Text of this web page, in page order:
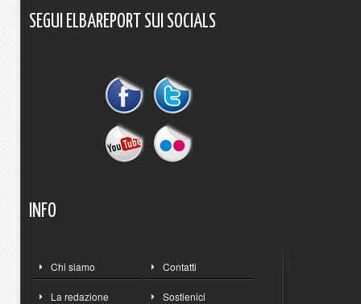
SEGUI ELBAREPORT SUI SOCIALS
INFO
Chi siamo Contatti
La redazione Sostienici